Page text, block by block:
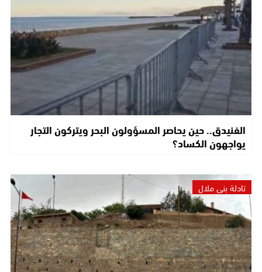
الفنيدق.. حين يحاصر المسؤولون البحر ويتركون التجار
يواجهون الكساد؟
تادلة بني ملال